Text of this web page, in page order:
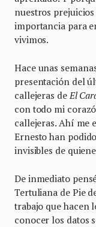
nuestros prejuicios
importancia para
vivimos.
Hace unas
presentación del
callejeras deEl
con todo mi
callejeras. Ahí me
Ernesto han
invisibles de
De inmediato
Tertuliana de Pie
trabajo que hacen
conocer los datos